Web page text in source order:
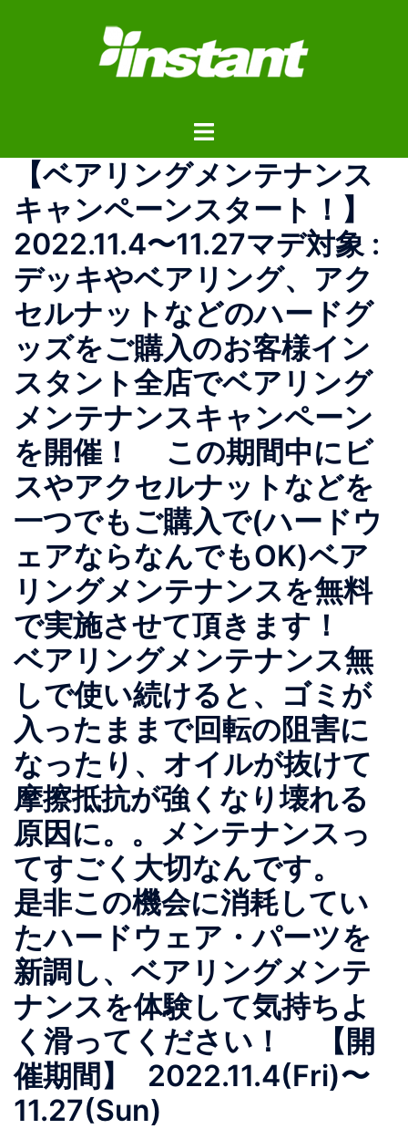
ス
ト
ル
メ
ニ
ュ
ー
【ベアリングメンテナンス
キャンペーンスタート！】
2022.11.4〜11.27マデ対象 :
デッキやベアリング、アク
セルナットなどのハードグ
ッズをご購入のお客様イン
スタント全店でベアリング
メンテナンスキャンペーン
を開催！ この期間中にビ
スやアクセルナットなどを
一つでもご購入で(ハードウ
ェアならなんでもOK)ベア
リングメンテナンスを無料
で実施させて頂きます！
ベアリングメンテナンス無
しで使い続けると、ゴミが
入ったままで回転の阻害に
なったり、オイルが抜けて
摩擦抵抗が強くなり壊れる
原因に。。メンテナンスっ
てすごく大切なんです。
是非この機会に消耗してい
たハードウェア・パーツを
新調し、ベアリングメンテ
ナンスを体験して気持ちよ
く滑ってください！ 【開
催期間】 2022.11.4(Fri)〜
11.27(Sun)